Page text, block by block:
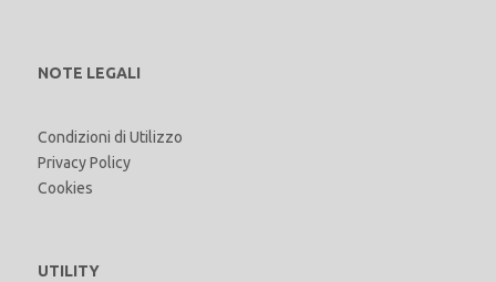
NOTE LEGALI
Condizioni di Utilizzo
Privacy Policy
Cookies
UTILITY